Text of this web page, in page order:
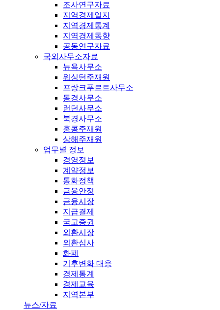
조사연구자료
지역경제일지
지역경제통계
지역경제동향
공동연구자료
국외사무소자료
뉴욕사무소
워싱턴주재원
프랑크푸르트사무소
동경사무소
런던사무소
북경사무소
홍콩주재원
상해주재원
업무별 정보
경영정보
계약정보
통화정책
금융안정
금융시장
지급결제
국고증권
외환시장
외환심사
화폐
기후변화 대응
경제통계
경제교육
지역본부
뉴스/자료